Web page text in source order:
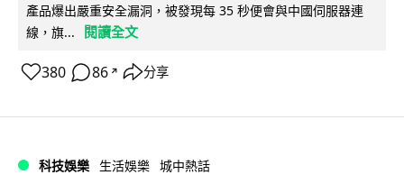
產品爆出嚴重安全漏洞，被發現每 35 秒便會與中國伺服器連
線，旗...
閱讀全文
380 86 ↗ 分享
科技娛樂 生活娛樂 城中熱話